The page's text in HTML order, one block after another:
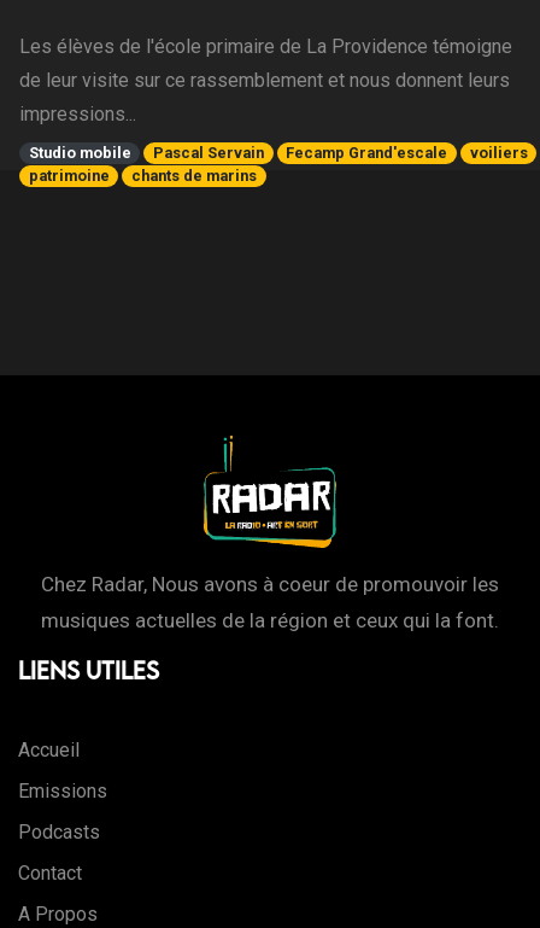
Les élèves de l'école primaire de La Providence témoigne
de leur visite sur ce rassemblement et nous donnent leurs
impressions...
Studio mobile Pascal Servain Fecamp Grand'escale
voiliers
patrimoine
chants de marins
Chez Radar, Nous avons à coeur de promouvoir les
musiques actuelles de la région et ceux qui la font.
Liens Utiles
Accueil
Emissions
Podcasts
Contact
A Propos